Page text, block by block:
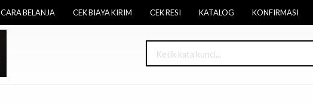
CARA BELANJA CEK BIAYA KIRIM CEK RESI KATALOG KONFIRMASI